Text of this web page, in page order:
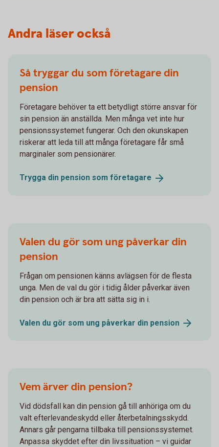
Andra läser också
Så tryggar du som företagare din
pension
Företagare behöver ta ett betydligt större ansvar för
sin pension än anställda. Men många vet inte hur
pensionssystemet fungerar. Och den okunskapen
riskerar att leda till att många företagare får små
marginaler som pensionärer.
Trygga din pension som företagare
Valen du gör som ung påverkar din
pension
Frågan om pensionen känns avlägsen för de flesta
unga. Men de val du gör i tidig ålder påverkar även
din pension och är bra att sätta sig in i.
Valen du gör som ung påverkar din pension
Vem ärver din pension?
Vid dödsfall kan din pension gå till anhöriga om du
valt efterlevandeskydd eller återbetalningsskydd.
Annars går pengarna tillbaka till pensionssystemet.
Anpassa skyddet efter din livssituation – vi guidar